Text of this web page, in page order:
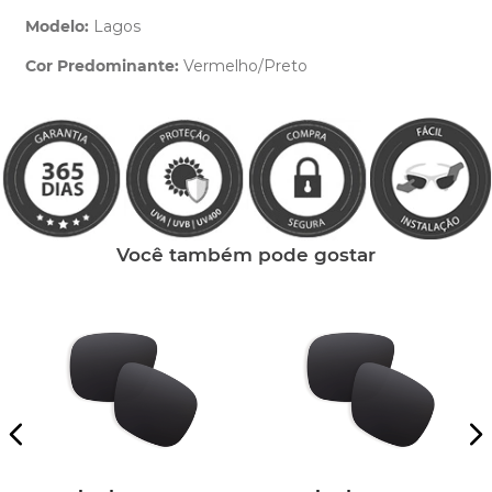
Modelo: Lagos
Cor Predominante: Vermelho/Preto
Você também pode gostar